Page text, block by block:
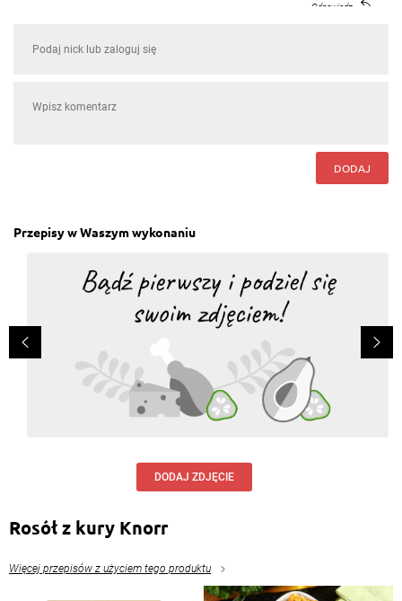
Odpowiedz
Odpowiedz
Weronika Bednarek, 30.01.2016
curry ☺
Odpowiedz
szybkie i wygodne zamiast mrozonki mozna tez dac
to co sie znajdzie w lodowce
Odpowiedz
DODAJ
Przepisy w Waszym wykonaniu
DODAJ ZDJĘCIE
Rosół z kury Knorr
Więcej przepisów z użyciem tego produktu